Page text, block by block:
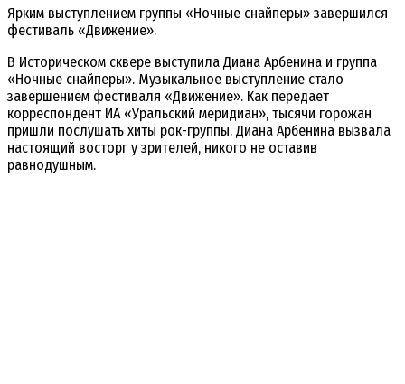
Ярким выступлением группы «Ночные снайперы» завершился
фестиваль «Движение».
В Историческом сквере выступила Диана Арбенина и группа
«Ночные снайперы». Музыкальное выступление стало
завершением фестиваля «Движение». Как передает
корреспондент ИА «Уральский меридиан», тысячи горожан
пришли послушать хиты рок-группы. Диана Арбенина вызвала
настоящий восторг у зрителей, никого не оставив
равнодушным.